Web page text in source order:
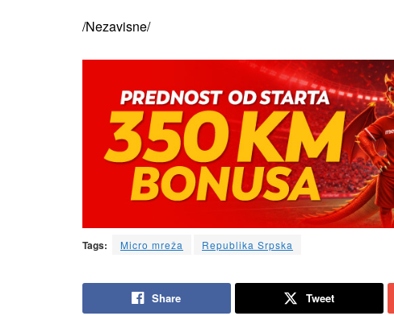
/Nezavisne/
Tags: Micro mreža Republika Srpska
Share Tweet